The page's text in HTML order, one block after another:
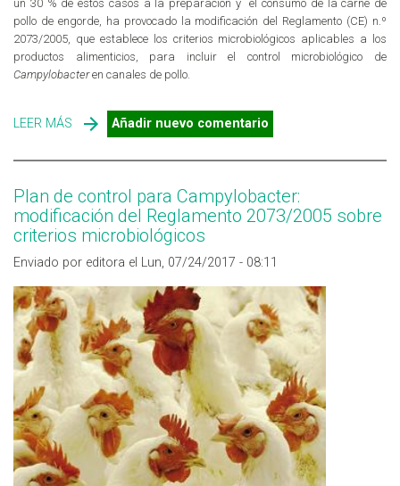
un 30 % de estos casos a la preparación y el consumo de la carne de
pollo de engorde, ha provocado la modificación del Reglamento (CE) n.º
2073/2005, que establece los criterios microbiológicos aplicables a los
productos alimenticios, para incluir el control microbiológico de
Campylobacter en canales de pollo.
LEER MÁS SOBRE SE ESTABLECE OFICIALMENTE UN LIMITE
MICROBIOLÓGICO PARA CAMPYLOBACTER EN CANALES
DE POLLOS
Añadir nuevo comentario
Plan de control para Campylobacter:
modificación del Reglamento 2073/2005 sobre
criterios microbiológicos
Enviado por editora el Lun, 07/24/2017 - 08:11